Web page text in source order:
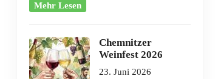
Mehr Lesen
Chemnitzer
Weinfest 2026
23. Juni 2026